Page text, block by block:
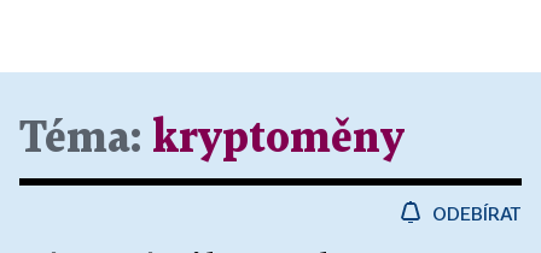
Téma: kryptoměny
ODEBÍRAT